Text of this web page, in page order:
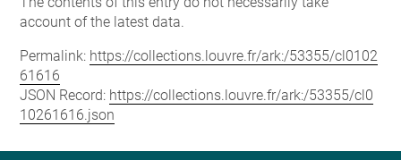
account of the latest data.
Permalink: https://collections.louvre.fr/ark:/53355/cl0102
61616
JSON Record: https://collections.louvre.fr/ark:/53355/cl0
10261616.json